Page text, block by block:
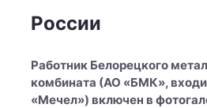
России
Работник Белорецкого
комбината (АО «БМК»,
«Мечел») включен в